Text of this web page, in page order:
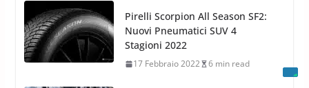
Nokian WR SUV 3: il 1°
pneumatico invernale al mondo
di classe A
13 Maggio 2015 2 min read